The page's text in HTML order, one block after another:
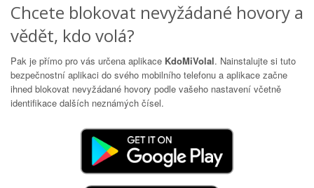
Chcete blokovat nevyžádané hovory a
vědět, kdo volá?
Pak je přímo pro vás určena aplikace KdoMiVolal. Nainstalujte si tuto
bezpečnostní aplikaci do svého mobilního telefonu a aplikace začne
ihned blokovat nevyžádané hovory podle vašeho nastavení včetně
identifikace dalších neznámých čísel.